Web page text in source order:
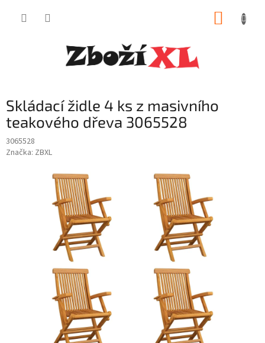
Skládací židle 4 ks z masivního
teakového dřeva 3065528
3065528
Značka: ZBXL